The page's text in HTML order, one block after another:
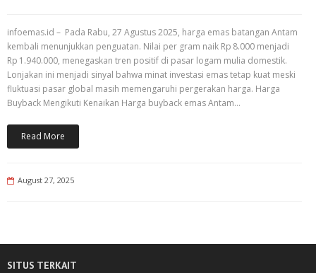
infoemas.id – Pada Rabu, 27 Agustus 2025, harga emas batangan Antam
kembali menunjukkan penguatan. Nilai per gram naik Rp 8.000 menjadi
Rp 1.940.000, menegaskan tren positif di pasar logam mulia domestik.
Lonjakan ini menjadi sinyal bahwa minat investasi emas tetap kuat meski
fluktuasi pasar global masih memengaruhi pergerakan harga. Harga
Buyback Mengikuti Kenaikan Harga buyback emas Antam…
Read More
August 27, 2025
SITUS TERKAIT